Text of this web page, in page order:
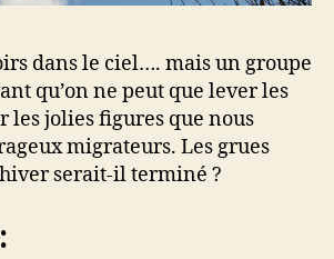
dans le ciel…. mais un groupe
qu’on ne peut que lever les
les jolies figures que nous
migrateurs. Les grues
serait-il terminé ?